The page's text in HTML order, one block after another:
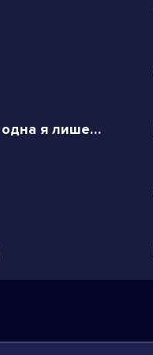
у меня в голове лишь одна я лишен разума из за тебя